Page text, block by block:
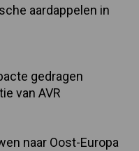
aardappelen in
gedragen
van AVR
naar Oost-Europa